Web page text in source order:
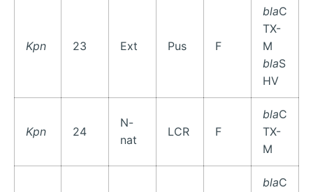
Kpn 23 Ext Pus F
blaC
TX-
M
blaS
HV
Kpn 24
N-
nat
LCR F
blaC
TX-
M
blaC